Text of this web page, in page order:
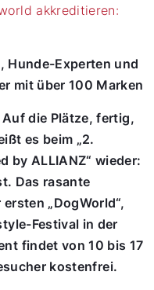
akkreditieren:
Hunde-Experten und
mit über 100 Marken
die Plätze, fertig,
es beim „2.
by ALLIANZ“ wieder:
Das rasante
„DogWorld“,
Festival in der
findet von 10 bis 17
kostenfrei.